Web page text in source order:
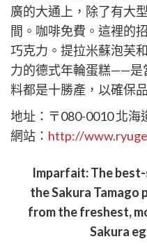
廣的大通上，除了有大
間。咖啡免費。這裡的
巧克力。提拉米蘇泡芙
力的德式年輪蛋糕——是
料都是十勝產，以確保
地址：〒080-0010 北海
網站： http://
Imparfait
Imparfait: The
the Sakura Tamago
from the freshest,
Sakura